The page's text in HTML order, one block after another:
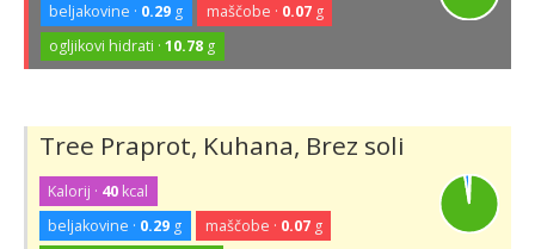
beljakovine · 0.29 g maščobe · 0.07g
ogljikovi hidrati ·10.78 g
Tree Praprot, Kuhana, Brez soli
Kalorij · 40 kcal
beljakovine · 0.29 g maščobe · 0.07g